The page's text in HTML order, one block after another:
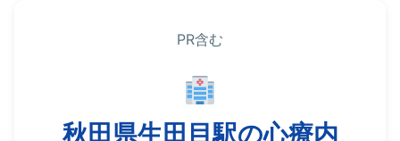
PR含む
秋田県生田目駅の心療内